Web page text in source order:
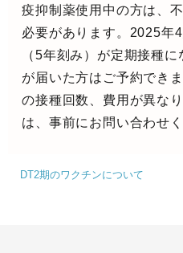
疫抑制薬使用中の方は、
必要があります。2025年
（5年刻み）が定期接種
が届いた方はご予約でき
の接種回数、費用が異な
は、事前にお問い合わせく
DT2期のワクチンについて